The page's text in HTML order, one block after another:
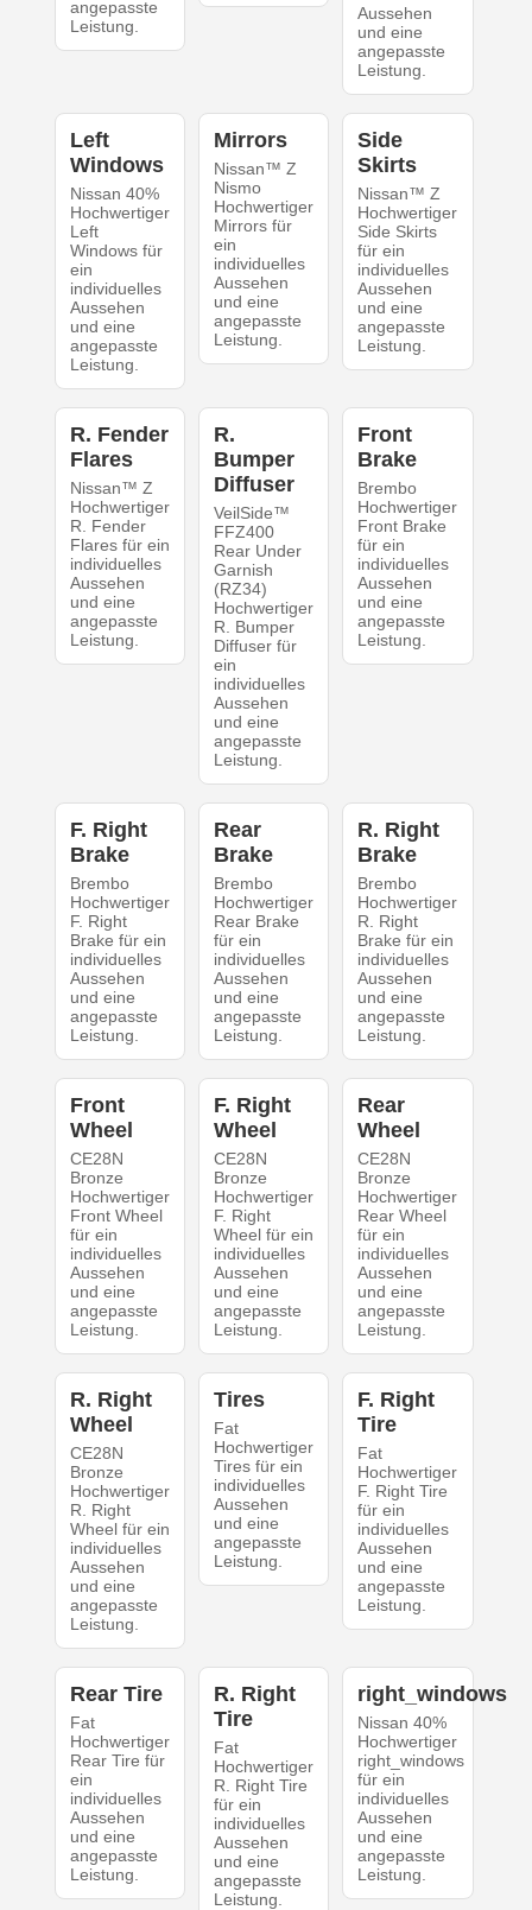
angepasste
Leistung.
Aussehen
und eine
angepasste
Leistung.
Left
Windows
Nissan 40%
Hochwertiger
Left
Windows für
ein
individuelles
Aussehen
und eine
angepasste
Leistung.
Mirrors
Nissan™ Z
Nismo
Hochwertiger
Mirrors für
ein
individuelles
Aussehen
und eine
angepasste
Leistung.
Side
Skirts
Nissan™ Z
Hochwertiger
Side Skirts
für ein
individuelles
Aussehen
und eine
angepasste
Leistung.
R. Fender
Flares
Nissan™ Z
Hochwertiger
R. Fender
Flares für ein
individuelles
Aussehen
und eine
angepasste
Leistung.
R.
Bumper
Diffuser
VeilSide™
FFZ400
Rear Under
Garnish
(RZ34)
Hochwertiger
R. Bumper
Diffuser für
ein
individuelles
Aussehen
und eine
angepasste
Leistung.
Front
Brake
Brembo
Hochwertiger
Front Brake
für ein
individuelles
Aussehen
und eine
angepasste
Leistung.
F. Right
Brake
Brembo
Hochwertiger
F. Right
Brake für ein
individuelles
Aussehen
und eine
angepasste
Leistung.
Rear
Brake
Brembo
Hochwertiger
Rear Brake
für ein
individuelles
Aussehen
und eine
angepasste
Leistung.
R. Right
Brake
Brembo
Hochwertiger
R. Right
Brake für ein
individuelles
Aussehen
und eine
angepasste
Leistung.
Front
Wheel
CE28N
Bronze
Hochwertiger
Front Wheel
für ein
individuelles
Aussehen
und eine
angepasste
Leistung.
F. Right
Wheel
CE28N
Bronze
Hochwertiger
F. Right
Wheel für ein
individuelles
Aussehen
und eine
angepasste
Leistung.
Rear
Wheel
CE28N
Bronze
Hochwertiger
Rear Wheel
für ein
individuelles
Aussehen
und eine
angepasste
Leistung.
R. Right
Wheel
CE28N
Bronze
Hochwertiger
R. Right
Wheel für ein
individuelles
Aussehen
und eine
angepasste
Leistung.
Tires
Fat
Hochwertiger
Tires für ein
individuelles
Aussehen
und eine
angepasste
Leistung.
F. Right
Tire
Fat
Hochwertiger
F. Right Tire
für ein
individuelles
Aussehen
und eine
angepasste
Leistung.
Rear Tire
Fat
Hochwertiger
Rear Tire für
ein
individuelles
Aussehen
und eine
angepasste
Leistung.
R. Right
Tire
Fat
Hochwertiger
R. Right Tire
für ein
individuelles
Aussehen
und eine
angepasste
Leistung.
right_windows
Nissan 40%
Hochwertiger
right_windows
für ein
individuelles
Aussehen
und eine
angepasste
Leistung.